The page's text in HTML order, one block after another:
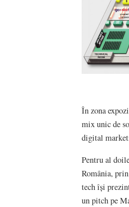
În zona
mix unic de
digital
Pentru al
România,
tech își
un pitch pe